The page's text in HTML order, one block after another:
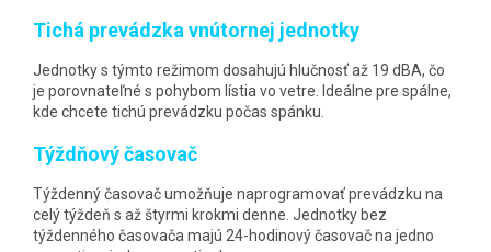
Tichá prevádzka vnútornej jednotky
Jednotky s týmto režimom dosahujú hlučnosť až 19 dBA, čo
je porovnateľné s pohybom lístia vo vetre. Ideálne pre spálne,
kde chcete tichú prevádzku počas spánku.
Týždňový časovač
Týždenný časovač umožňuje naprogramovať prevádzku na
celý týždeň s až štyrmi krokmi denne. Jednotky bez
týždenného časovača majú 24-hodinový časovač na jedno